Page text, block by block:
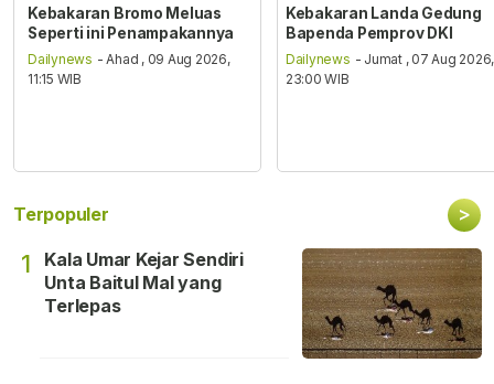
Kebakaran Bromo Meluas
Seperti ini Penampakannya
Dailynews - Ahad , 09 Aug 2026,
11:15 WIB
Kebakaran Landa Gedung
Bapenda Pemprov DKI
Dailynews - Jumat , 07 Aug 2026,
23:00 WIB
Terpopuler >
1
Kala Umar Kejar Sendiri
Unta Baitul Mal yang
Terlepas